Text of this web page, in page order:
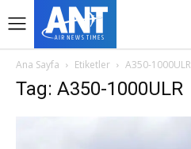
Ana Sayfa Etiketler A350-1000ULR
Tag: A350-1000ULR